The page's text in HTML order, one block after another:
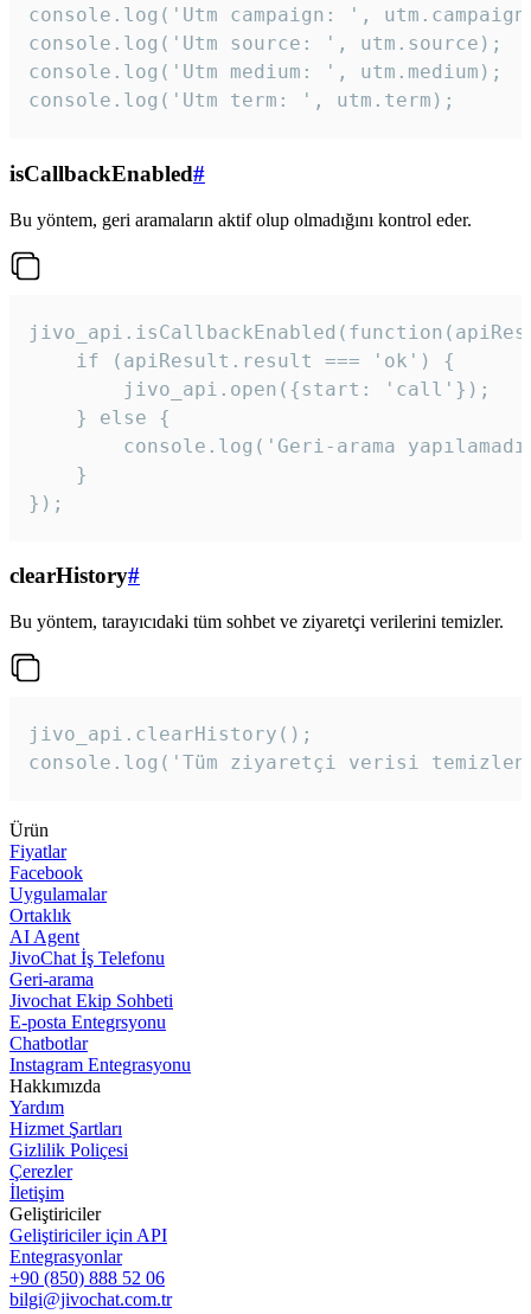
console.log('Utm campaign: ',
console.log('Utm source: ', utm.source);
console.log('Utm medium: ', utm.medium);
console.log('Utm term: ', utm.term);
isCallbackEnabled#
Bu yöntem, geri aramaların aktif olup olmadığını kontrol eder.
    if (apiResult.result === 'ok') {
        jivo_api.open({start: 'call'});
    } else {
console.log('Geri-arama
    }
});
clearHistory#
Bu yöntem, tarayıcıdaki tüm sohbet ve ziyaretçi verilerini temizler.
jivo_api.clearHistory();
console.log('Tüm ziyaretçi verisi
Ürün
Fiyatlar
Facebook
Uygulamalar
Ortaklık
AI Agent
JivoChat İş Telefonu
Geri-arama
Jivochat Ekip Sohbeti
E-posta Entegrsyonu
Chatbotlar
Instagram Entegrasyonu
Hakkımızda
Yardım
Hizmet Şartları
Gizlilik Poliçesi
Çerezler
İletişim
Geliştiriciler
Geliştiriciler için API
Entegrasyonlar
+90 (850) 888 52 06
bilgi@jivochat.com.tr